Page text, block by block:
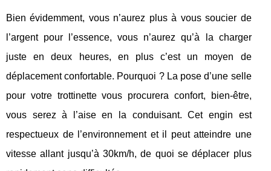
Bien évidemment, vous n’aurez plus à vous soucier de
l’argent pour l’essence, vous n’aurez qu’à la charger
juste en deux heures, en plus c’est un moyen de
déplacement confortable. Pourquoi ? La pose d’une selle
pour votre trottinette vous procurera confort, bien-être,
vous serez à l’aise en la conduisant. Cet engin est
respectueux de l’environnement et il peut atteindre une
vitesse allant jusqu’à 30km/h, de quoi se déplacer plus